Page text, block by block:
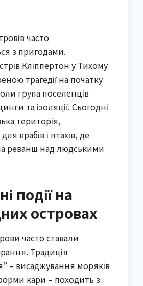
часто
з пригодами.
Кліппертон у Тихому
трагедії на початку
група поселенців
та ізоляції. Сьогодні
територія,
крабів і птахів, де
реванш над людськими
події на
островах
часто ставали
Традиція
– висаджування моряків
кари – походить з